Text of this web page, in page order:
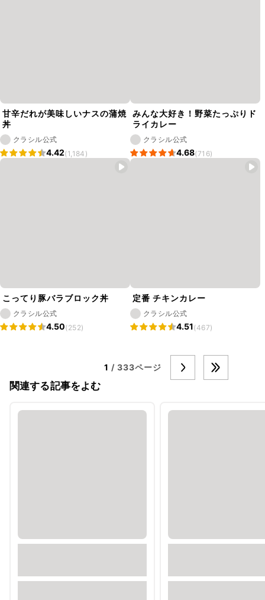
甘辛だれが美味しいナスの蒲焼
丼
クラシル公式
4.42(1,184)
みんな大好き！野菜たっぷりド
ライカレー
クラシル公式
4.68(716)
こってり豚バラブロック丼
クラシル公式
4.50(252)
定番 チキンカレー
クラシル公式
4.51(467)
1 / 333ページ
関連する記事をよむ